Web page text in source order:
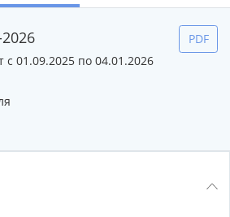
с 01.09.2025 по 04.01.2026
PDF